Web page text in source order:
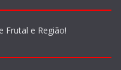
Frutal e Região!